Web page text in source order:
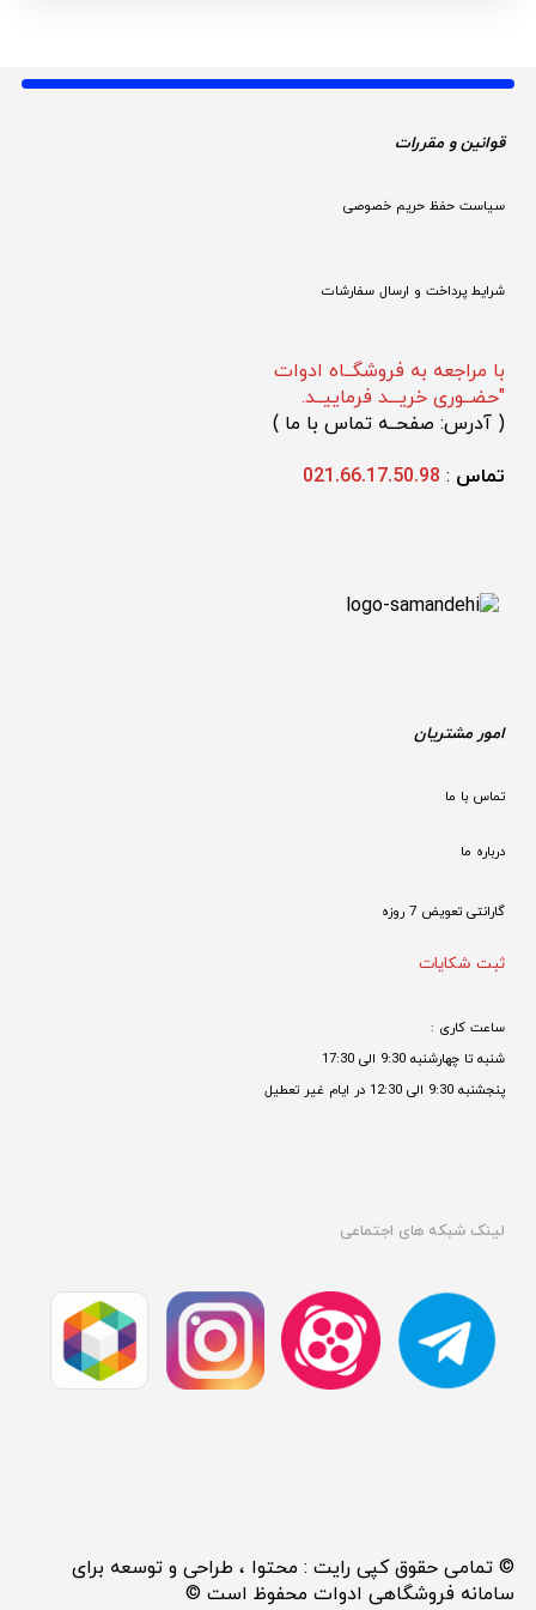
قوانین و مقررات
سیاست حفظ حریم خصوصی
شرایط پرداخت و ارسال سفارشات
با مراجعه به فروشگــاه ادوات
"حضــوری خریـــد فرماییــد.
( آدرس: صفحــه تماس با ما )
تماس :
021.66.17.50.98
امور مشتریان
تماس با ما
درباره ما
گارانتی تعویض 7 روزه
ثبت شکایات
ساعت کاری :
شنبه تا چهارشنبه 9:30 الی 17:30
پنجشنبه 9:30 الی 12:30 در ایام غیر تعطیل
لینک شبکه های اجتماعی
© تمامی حقوق کپی رایت : محتوا ، طراحی و توسعه برای
سامانه فروشگاهی ادوات محفوظ است ©